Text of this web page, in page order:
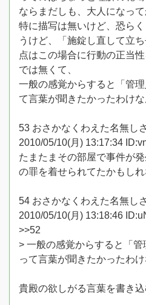
ならまだしも、大人になって
特に描写は無いけど、恐ら
うけど、「施錠し直して立
点はこの場合に行動の正当
では無くて、
一般の感覚からすると「管
て言葉が聞きたかったわけな
53 おさかなくわえた名無し
2010/05/10(月) 13:17:34
たまたまその部屋で事件が
の罪を着せられてたかもし
54 おさかなくわえた名無し
2010/05/10(月) 13:18:46
>>52
> 一般の感覚からすると「管
って言葉が聞きたかったわけ
貴殿の欲しがる言葉を書き